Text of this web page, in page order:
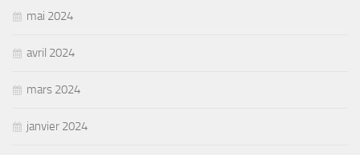
mai 2024
avril 2024
mars 2024
janvier 2024